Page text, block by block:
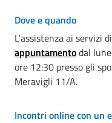
Dove e quando
L'assistenza ai servizi
appuntamentodal
ore 12:30 presso gli
Meravigli 11/A.
Incontri online con un